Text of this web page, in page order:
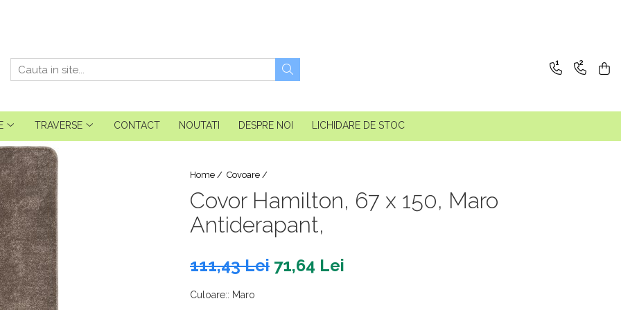
1 2
TRAVERSE CONTACT NOUTATI DESPRE NOI LICHIDARE DE STOC
Home / Covoare /
Covor Hamilton, 67 x 150, Maro
Antiderapant,
111,43 Lei 71,64 Lei
Culoare:: Maro